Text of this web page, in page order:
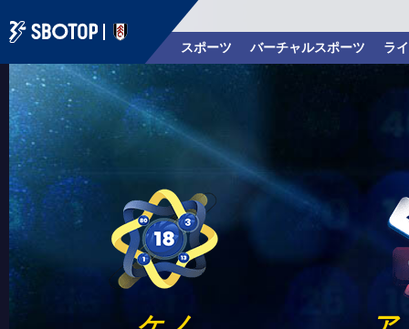
スポーツ バーチャルスポーツ ラ